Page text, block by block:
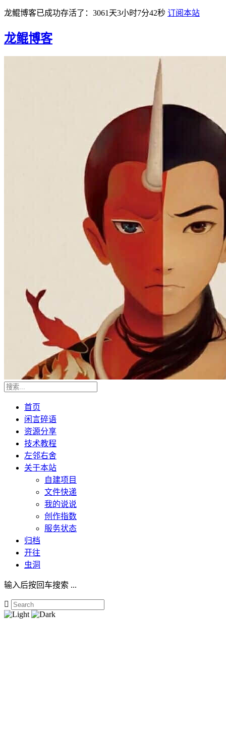
龙鲲博客已成功存活了：3061天3小时7分43秒 订阅本站
龙鲲博客
首页
闲言碎语
资源分享
技术教程
左邻右舍
关于本站
自建项目
文件快递
我的说说
创作指数
服务状态
归档
开往
虫洞
输入后按回车搜索 ...
